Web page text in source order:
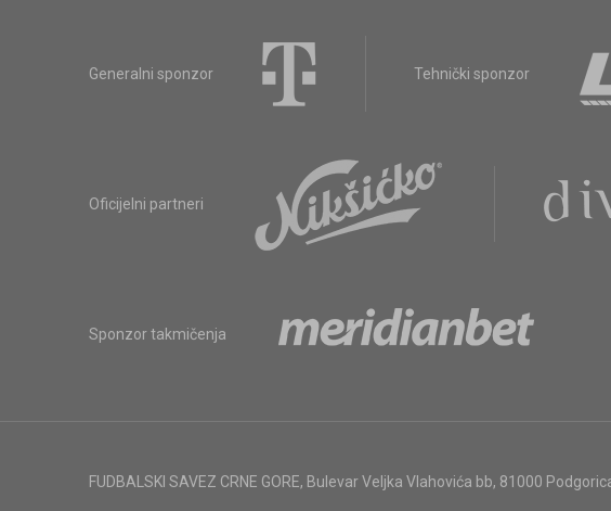
Generalni sponzor Tehnički sponzor
Oficijelni partneri
Sponzor takmičenja
FUDBALSKI SAVEZ CRNE GORE, Bulevar Veljka Vlahovića bb, 81000